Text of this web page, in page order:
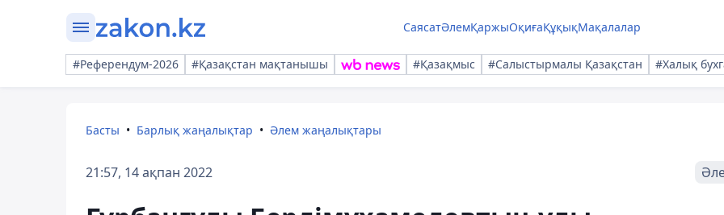
СаясатӘлемҚаржыОқиғаҚұқықМақалалар
#Референдум-2026 #Қазақстан мақтанышы #Қазақмыс #Салыстырмалы Қазақстан #Халық
Басты Барлық жаңалықтар Әлем жаңалықтары
21:57, 14 ақпан 2022